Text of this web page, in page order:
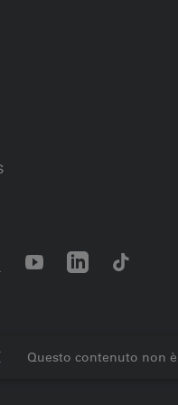
dei cookie Note
Questo contenuto non è